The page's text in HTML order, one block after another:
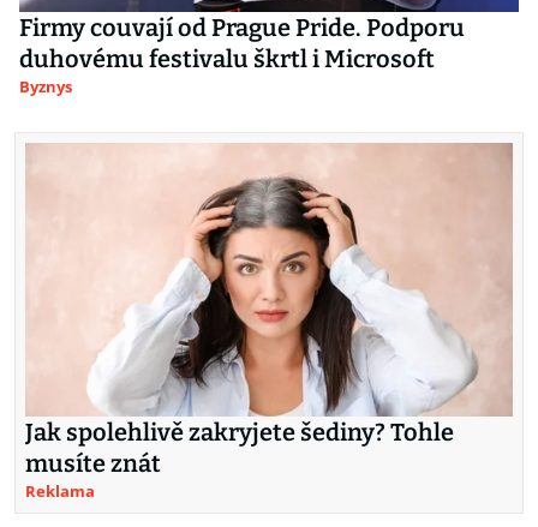
Firmy couvají od Prague Pride. Podporu
duhovému festivalu škrtl i Microsoft
Byznys
Jak spolehlivě zakryjete šediny? Tohle
musíte znát
Reklama